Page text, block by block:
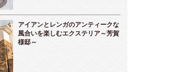
アイアンとレンガのアンティークな
風合いを楽しむエクステリア～芳賀
様邸～